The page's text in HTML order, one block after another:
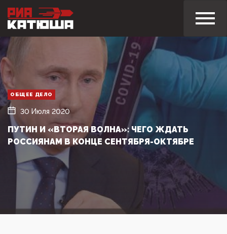
ОБЩЕЕ ДЕЛО
30 Июля 2020
ПУТИН И «ВТОРАЯ ВОЛНА»: ЧЕГО ЖДАТЬ
РОССИЯНАМ В КОНЦЕ СЕНТЯБРЯ-ОКТЯБРЕ